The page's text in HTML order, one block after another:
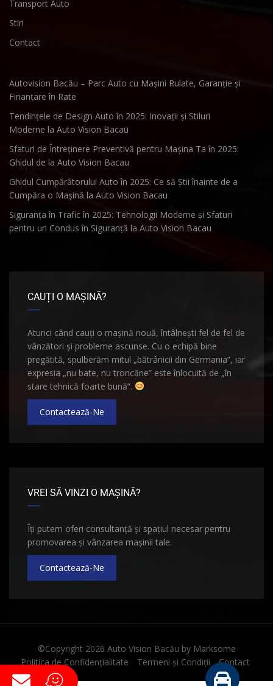
Transport Auto
Stiri
Contact
Autovision Bacău – Parc Auto cu Mașini Rulate, Garanție și
Finanțare în Rate
Tendințele de Design Auto în 2025: Inovații și Stiluri
Moderne la Auto Vision Bacau
Sfaturi de Întreținere Preventivă pentru Mașina Ta în 2025:
Ghidul de la Auto Vision Bacau
Ghidul Cumpărătorului Auto în 2025: Ce să Știi înainte de a
Cumpăra o Mașină la Auto Vision Bacau
Siguranța în Trafic în 2025: Tehnologii Moderne și Sfaturi
pentru un Condus în Siguranță la Auto Vision Bacau
CAUȚI O MAȘINĂ?
Atunci când cauți o mașină nouă, întâlnești fel de fel de
vânzători și probleme ascunse. Cu o echipă bine
pregătită, spulberăm mitul „bătrânicii din Germania”, iar
expresia „nu bate, nu troncăne” este înlocuită de „în
stare tehnică foarte bună”.
Contactează-Ne
VREI SĂ VINZI O MAȘINĂ?
Îți putem oferi consultanță și spațiul necesar pentru
promovarea și vânzarea mașinii tale.
Contactează-Ne
©Copyright 2026 Auto Vision Bacău by Marksome
Politica de Confidențialitate
Termeni și Condiții Contact